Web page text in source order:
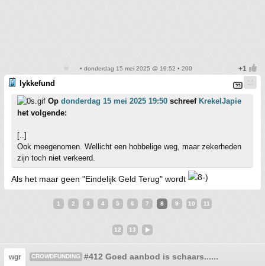
• donderdag 15 mei 2025 @ 19:52 • 200
lykkefund
Op donderdag 15 mei 2025 19:50 schreef KrekelJapie
het volgende:
[..]
Ook meegenomen. Wellicht een hobbelige weg, maar zekerheden
zijn toch niet verkeerd.
Als het maar geen "Eindelijk Geld Terug" wordt
1 2 3 4 5 6 7 8 9 10 11
12 13
wgr CROWDFUNDING #412 Goed aanbod is schaars......